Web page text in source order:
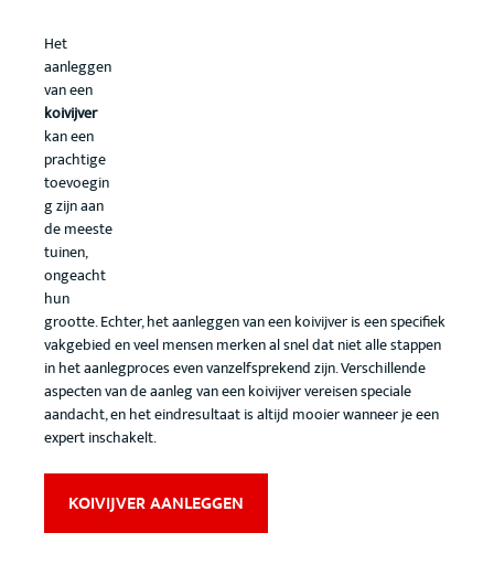
Het
aanleggen
van een
koivijver
kan een
prachtige
toevoegin
g zijn aan
de meeste
tuinen,
ongeacht
hun
grootte. Echter, het aanleggen van een koivijver is een specifiek
vakgebied en veel mensen merken al snel dat niet alle stappen
in het aanlegproces even vanzelfsprekend zijn. Verschillende
aspecten van de aanleg van een koivijver vereisen speciale
aandacht, en het eindresultaat is altijd mooier wanneer je een
expert inschakelt.
KOIVIJVER AANLEGGEN